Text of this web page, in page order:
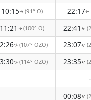
10:15↑ (91° O) 22:17↑
11:21 ↑(100° O) 22:41 ↑
↑(107° OZO) 23:07↑
↑(114° OZO) 23:35↑
-
00:08↑